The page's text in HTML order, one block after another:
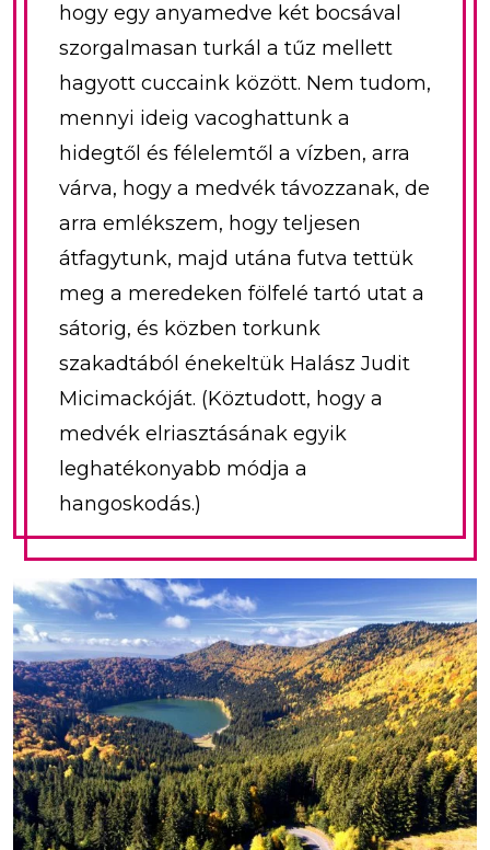
hogy egy anyamedve két bocsával
szorgalmasan turkál a tűz mellett
hagyott cuccaink között. Nem tudom,
mennyi ideig vacoghattunk a
hidegtől és félelemtől a vízben, arra
várva, hogy a medvék távozzanak, de
arra emlékszem, hogy teljesen
átfagytunk, majd utána futva tettük
meg a meredeken fölfelé tartó utat a
sátorig, és közben torkunk
szakadtából énekeltük Halász Judit
Micimackóját. (Köztudott, hogy a
medvék elriasztásának egyik
leghatékonyabb módja a
hangoskodás.)